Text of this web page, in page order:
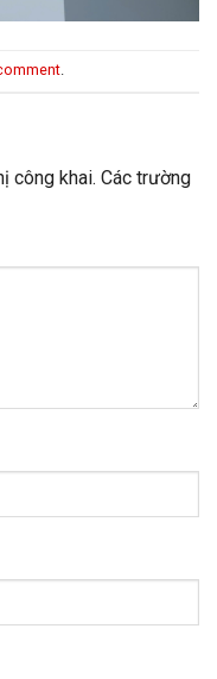
.
công khai. Các trường